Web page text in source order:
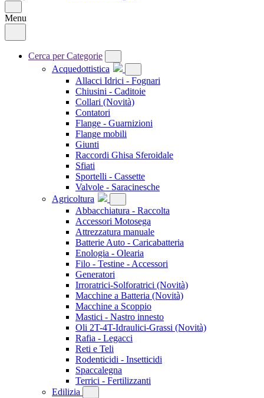
Menu
Cerca per Categorie
Acquedottistica
Allacci Idrici - Fognari
Chiusini - Caditoie
Collari (Novità)
Contatori
Flange - Guarnizioni
Flange mobili
Giunti
Raccordi Ghisa Sferoidale
Sfiati
Sportelli - Cassette
Valvole - Saracinesche
Agricoltura
Abbacchiatura - Raccolta
Accessori Motosega
Attrezzatura manuale
Batterie Auto - Caricabatteria
Enologia - Olearia
Filo - Testine - Accessori
Generatori
Irroratrici-Solforatrici (Novità)
Macchine a Batteria (Novità)
Macchine a Scoppio
Mastici - Nastro innesto
Oli 2T-4T-Idraulici-Grassi (Novità)
Rafia - Legacci
Reti e Teli
Rodenticidi - Insetticidi
Spaccalegna
Terrici - Fertilizzanti
Edilizia